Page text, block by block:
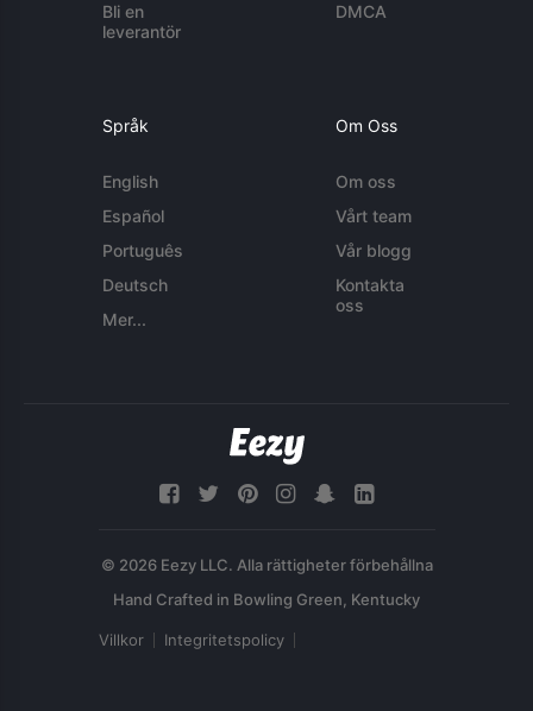
Bli en
leverantör
DMCA
Språk
English
Español
Português
Deutsch
Mer...
Om Oss
Om oss
Vårt team
Vår blogg
Kontakta
oss
© 2026 Eezy LLC. Alla rättigheter förbehållna
Villkor Integritetspolicy